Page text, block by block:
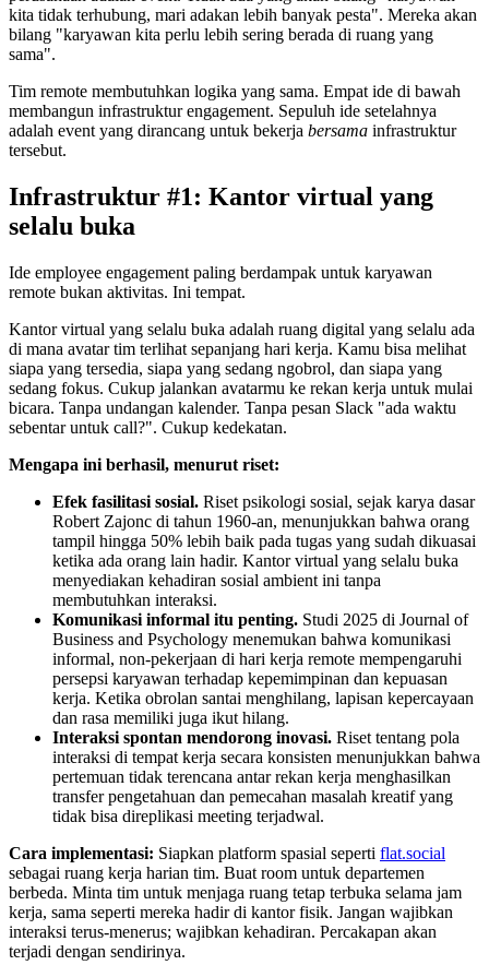
kita tidak terhubung, mari adakan lebih banyak pesta". Mereka akan
bilang "karyawan kita perlu lebih sering berada di ruang yang
sama".
Tim remote membutuhkan logika yang sama. Empat ide di bawah
membangun infrastruktur engagement. Sepuluh ide setelahnya
adalah event yang dirancang untuk bekerja bersama infrastruktur
tersebut.
Infrastruktur #1: Kantor virtual yang
selalu buka
Ide employee engagement paling berdampak untuk karyawan
remote bukan aktivitas. Ini tempat.
Kantor virtual yang selalu buka adalah ruang digital yang selalu ada
di mana avatar tim terlihat sepanjang hari kerja. Kamu bisa melihat
siapa yang tersedia, siapa yang sedang ngobrol, dan siapa yang
sedang fokus. Cukup jalankan avatarmu ke rekan kerja untuk mulai
bicara. Tanpa undangan kalender. Tanpa pesan Slack "ada waktu
sebentar untuk call?". Cukup kedekatan.
Mengapa ini berhasil, menurut riset:
Efek fasilitasi sosial. Riset psikologi sosial, sejak karya dasar
Robert Zajonc di tahun 1960-an, menunjukkan bahwa orang
tampil hingga 50% lebih baik pada tugas yang sudah dikuasai
ketika ada orang lain hadir. Kantor virtual yang selalu buka
menyediakan kehadiran sosial ambient ini tanpa
membutuhkan interaksi.
Komunikasi informal itu penting. Studi 2025 di Journal of
Business and Psychology menemukan bahwa komunikasi
informal, non-pekerjaan di hari kerja remote mempengaruhi
persepsi karyawan terhadap kepemimpinan dan kepuasan
kerja. Ketika obrolan santai menghilang, lapisan kepercayaan
dan rasa memiliki juga ikut hilang.
Interaksi spontan mendorong inovasi. Riset tentang pola
interaksi di tempat kerja secara konsisten menunjukkan bahwa
pertemuan tidak terencana antar rekan kerja menghasilkan
transfer pengetahuan dan pemecahan masalah kreatif yang
tidak bisa direplikasi meeting terjadwal.
Cara implementasi: Siapkan platform spasial seperti flat.social
sebagai ruang kerja harian tim. Buat room untuk departemen
berbeda. Minta tim untuk menjaga ruang tetap terbuka selama jam
kerja, sama seperti mereka hadir di kantor fisik. Jangan wajibkan
interaksi terus-menerus; wajibkan kehadiran. Percakapan akan
terjadi dengan sendirinya.